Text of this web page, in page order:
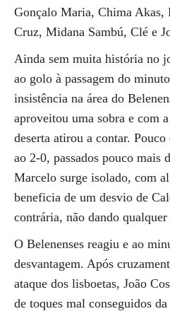
Gonçalo Maria, Chima Akas,
Cruz, Midana Sambú, Clé e
Ainda sem muita história no
ao golo à passagem do
insistência na área do
aproveitou uma sobra e com
deserta atirou a contar.
ao 2-0, passados pouco mais
Marcelo surge isolado, com
beneficia de um desvio de
contrária, não dando
O Belenenses reagiu e ao
desvantagem. Após
ataque dos lisboetas, João
de toques mal conseguidos